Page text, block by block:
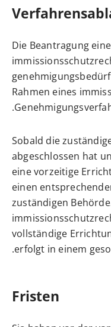
Die Beantragung
Rahmen eines
Sobald die
abgeschlossen hat
eine vorzeitige
einen
zuständigen
vollständige
erfolgt in einem
Fristen